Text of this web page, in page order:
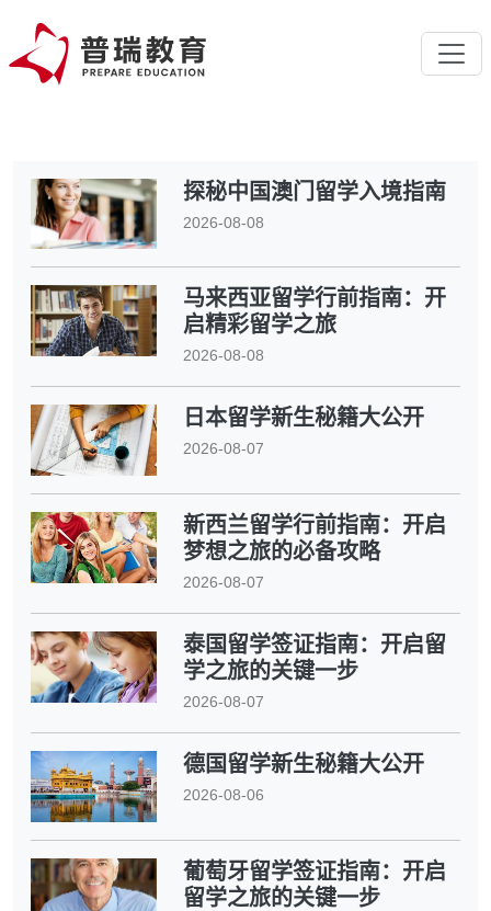
探秘中国澳门留学入境指南
2026-08-08
马来西亚留学行前指南：开
启精彩留学之旅
2026-08-08
日本留学新生秘籍大公开
2026-08-07
新西兰留学行前指南：开启
梦想之旅的必备攻略
2026-08-07
泰国留学签证指南：开启留
学之旅的关键一步
2026-08-07
德国留学新生秘籍大公开
2026-08-06
葡萄牙留学签证指南：开启
留学之旅的关键一步